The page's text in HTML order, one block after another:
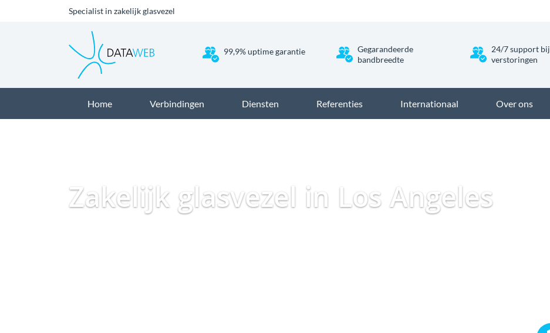
Specialist in zakelijk glasvezel
99,9% uptime garantie
Gegarandeerde
bandbreedte
24/7 support bij
verstoringen
Home Verbindingen Diensten Referenties Internationaal Over ons
Zakelijk glasvezel in Los Angeles